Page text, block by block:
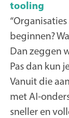
tooling
beginnen?
Dan zeggen
Pas dan kun
Vanuit die
met AI-
sneller en